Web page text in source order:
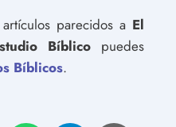
parecidos a El
Bíblico puedes
Bíblicos.